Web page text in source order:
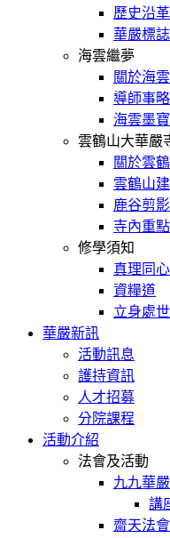
歷史沿革
華嚴標誌
海雲繼夢
關於海
導師事略
海雲墨寶
雲鶴山大華嚴
關於雲
雲鶴山
鹿谷剪影
寺內重
修學須知
真理同
資糧道
立身處
華嚴新訊
活動訊息
護持資訊
人才招募
分院課程
活動介紹
法會及活動
九九華
講
齋天法會